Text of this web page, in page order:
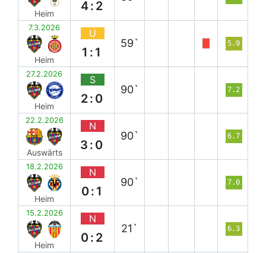
Heim
4:2
7.3.2026
Heim
U
1:1
59` 5.9
27.2.2026
Heim
S
2:0
90` 7.2
22.2.2026
Auswärts
N
3:0
90` 6.7
18.2.2026
Heim
N
0:1
90` 7.0
15.2.2026
Heim
N
0:2
21` 6.3